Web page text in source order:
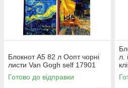
Блокнот А5 82 л Оопт чорні
листи Van Gogh self 17901
Готово до відправки
л.